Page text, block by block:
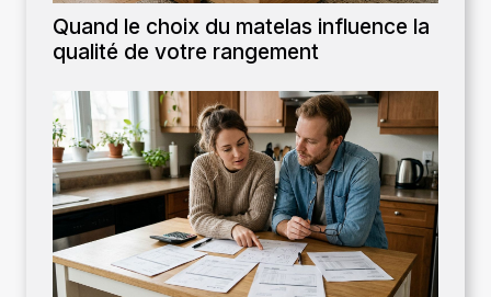
Quand le choix du matelas influence la
qualité de votre rangement